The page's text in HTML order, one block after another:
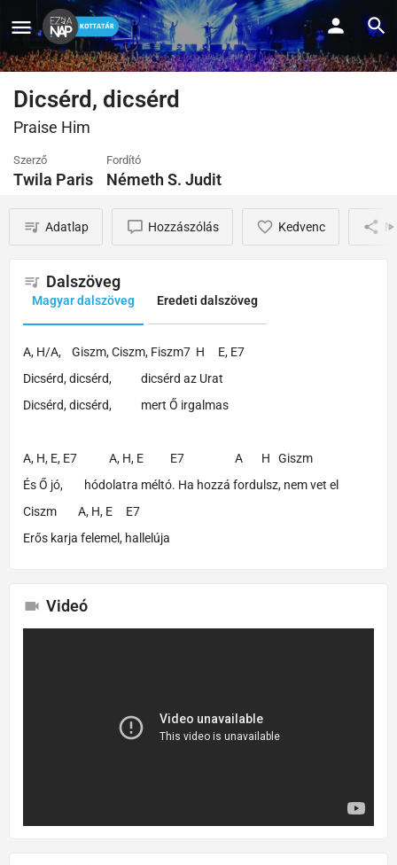
Dicsérd, dicsérd
Praise Him
Szerző
Twila Paris
Fordító
Németh S. Judit
Adatlap Hozzászólás Kedvenc
Dalszöveg
Magyar dalszöveg Eredeti dalszöveg
A, H/A, Giszm, Ciszm, Fiszm7 H E, E7
Dicsérd, dicsérd, dicsérd az Urat
Dicsérd, dicsérd, mert Ő irgalmas
A, H, E, E7 A, H, E E7 A H Giszm
És Ő jó, hódolatra méltó. Ha hozzá fordulsz, nem vet el
Ciszm A, H, E E7
Erős karja felemel, hallelúja
Videó